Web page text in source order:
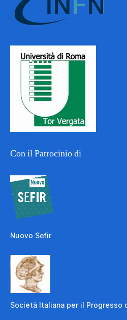
Con il Patrocinio di
Nuovo Sefir
Società Italiana per il Progresso